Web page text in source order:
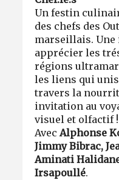
Un festin
des chefs des
marseillais.
apprécier les
régions
les liens qui
travers la
invitation au
visuel et olfactif !
AvecAlphonse
Jimmy Bibrac,
Aminati
Irsapoullé.